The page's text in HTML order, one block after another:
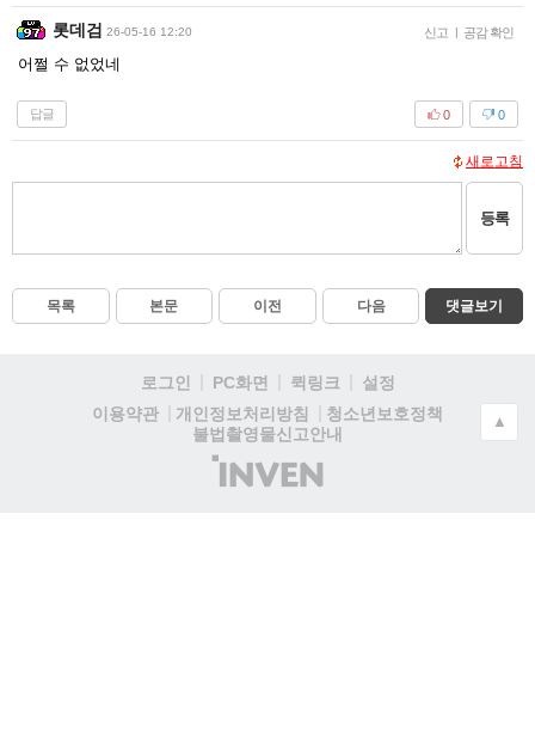
롯데검 26-05-16 12:20 신고 | 공감 확인
어쩔 수 없었네
답글 0
0
새로고침
등록
목록 본문 이전 다음 댓글보기
로그인 PC화면 퀵링크
설정
이용약관
개인정보처리방침
청소년보호정책
불법촬영물신고안내
(주)
인
▲